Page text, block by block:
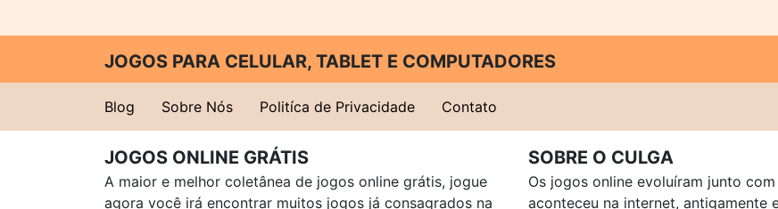
JOGOS PARA CELULAR, TABLET E COMPUTADORES
Blog Sobre Nós Politíca de Privacidade Contato
JOGOS ONLINE GRÁTIS
A maior e melhor coletânea de jogos online grátis, jogue
agora você irá encontrar muitos jogos já consagrados na
SOBRE O CULGA
Os jogos online evoluíram junto
aconteceu na internet, antigamente